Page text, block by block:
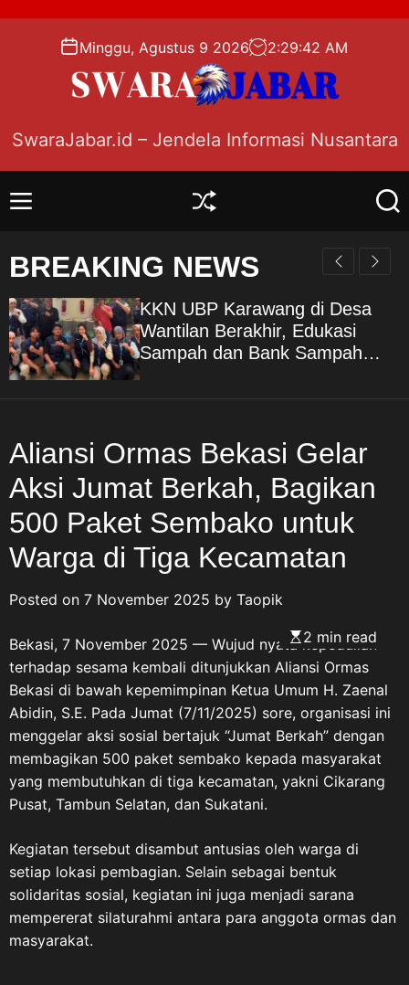
o
Minggu, Agustus 9 2026 2:29:43 AM
SwaraJabar.id – Jendela Informasi Nusantara
M
u
S
f
l
e
S
r
BREAKING NEWS
KKN UBP Karawang di Desa
Wantilan Berakhir, Edukasi
Sampah dan Bank Sampah
Jadi Warisan Pengabdian
Aliansi Ormas Bekasi Gelar
Aksi Jumat Berkah, Bagikan
500 Paket Sembako untuk
Warga di Tiga Kecamatan
Posted on 7 November 2025 by Taopik
2 min read
Bekasi, 7 November 2025 — Wujud nyata kepedulian
terhadap sesama kembali ditunjukkan Aliansi Ormas
Bekasi di bawah kepemimpinan Ketua Umum H. Zaenal
Abidin, S.E. Pada Jumat (7/11/2025) sore, organisasi ini
menggelar aksi sosial bertajuk “Jumat Berkah” dengan
membagikan 500 paket sembako kepada masyarakat
yang membutuhkan di tiga kecamatan, yakni Cikarang
Pusat, Tambun Selatan, dan Sukatani.
Kegiatan tersebut disambut antusias oleh warga di
setiap lokasi pembagian. Selain sebagai bentuk
solidaritas sosial, kegiatan ini juga menjadi sarana
mempererat silaturahmi antara para anggota ormas dan
masyarakat.